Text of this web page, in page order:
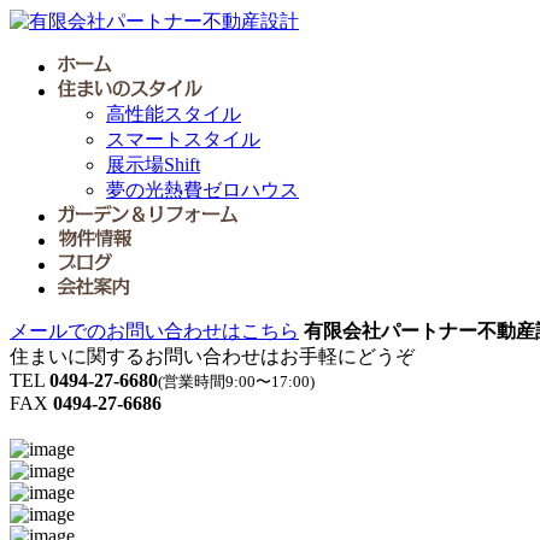
高性能スタイル
スマートスタイル
展示場Shift
夢の光熱費ゼロハウス
メールでのお問い合わせはこちら 有限会社パートナー不動産
住まいに関するお問い合わせはお手軽にどうぞ
TEL 0494-27-6680(営業時間9:00〜17:00)
FAX 0494-27-6686